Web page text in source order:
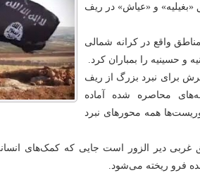
و «عیاش» در ریف
واقع در کرانه شمالی
حسینیه را بمباران کرد.
برای نبرد بزرگ از ریف
محاصره شده آماده
همه محورهای نبرد
غربی دیر الزور است جایی که کمک‌های
فرو ریخته می‌شود.